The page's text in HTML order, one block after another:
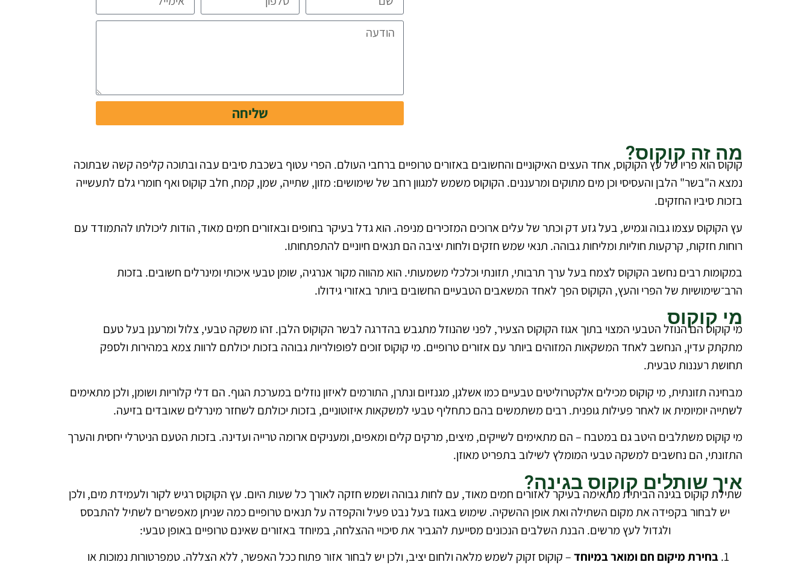
שליחה
מה זה קוקוס?
קוקוס הוא פריו של עץ הקוקוס, אחד העצים האיקוניים והחשובים באזורים טרופיים ברחבי העולם. הפרי עטוף בשכבת סיבים עבה ובתוכה קליפה קשה שבתוכה
נמצא ה"בשר" הלבן והעסיסי וכן מים מתוקים ומרעננים. הקוקוס משמש למגוון רחב של שימושים: מזון, שתייה, שמן, קמח, חלב קוקוס ואף חומרי גלם לתעשייה
בזכות סיביו החזקים.
עץ הקוקוס עצמו גבוה וגמיש, בעל גזע דק וכתר של עלים ארוכים המזכירים מניפה. הוא גדל בעיקר בחופים ובאזורים חמים מאוד, הודות ליכולתו להתמודד עם
רוחות חזקות, קרקעות חוליות ומליחות גבוהה. תנאי שמש חזקים ולחות יציבה הם תנאים חיוניים להתפתחותו.
במקומות רבים נחשב הקוקוס לצמח בעל ערך תרבותי, תזונתי וכלכלי משמעותי. הוא מהווה מקור אנרגיה, שומן טבעי איכותי ומינרלים חשובים. בזכות
הרב־שימושיות של הפרי והעץ, הקוקוס הפך לאחד המשאבים הטבעיים החשובים ביותר באזורי גידולו.
מי קוקוס
מי קוקוס הם הנוזל הטבעי המצוי בתוך אגוז הקוקוס הצעיר, לפני שהנוזל מתגבש בהדרגה לבשר הקוקוס הלבן. זהו משקה טבעי, צלול ומרענן בעל טעם
מתקתק עדין, הנחשב לאחד המשקאות המזוהים ביותר עם אזורים טרופיים. מי קוקוס זוכים לפופולריות גבוהה בזכות יכולתם לרוות צמא במהירות ולספק
תחושת רעננות טבעית.
מבחינה תזונתית, מי קוקוס מכילים אלקטרוליטים טבעיים כמו אשלגן, מגנזיום ונתרן, התורמים לאיזון נוזלים במערכת הגוף. הם דלי קלוריות ושומן, ולכן מתאימים
לשתייה יומיומית או לאחר פעילות גופנית. רבים משתמשים בהם כתחליף טבעי למשקאות איזוטוניים, בזכות יכולתם לשחזר מינרלים שאובדים בזיעה.
מי קוקוס משתלבים היטב גם במטבח – הם מתאימים לשייקים, מיצים, מרקים קלים ומאפים, ומעניקים ארומה טרייה ועדינה. בזכות הטעם הניטרלי יחסית והערך
התזונתי, הם נחשבים למשקה טבעי המומלץ לשילוב בתפריט מאוזן.
איך שותלים קוקוס בגינה?
שתילת קוקוס בגינה הביתית מתאימה בעיקר לאזורים חמים מאוד, עם לחות גבוהה ושמש חזקה לאורך כל שעות היום. עץ הקוקוס רגיש לקור ולעמידת מים, ולכן
יש לבחור בקפידה את מקום השתילה ואת אופן ההשקיה. שימוש באגוז בעל נבט פעיל והקפדה על תנאים טרופיים כמה שניתן מאפשרים לשתיל להתבסס
ולגדול לעץ מרשים. הבנת השלבים הנכונים מסייעת להגביר את סיכויי ההצלחה, במיוחד באזורים שאינם טרופיים באופן טבעי:
בחירת מיקום חם ומואר במיוחד– קוקוס זקוק לשמש מלאה ולחום יציב, ולכן יש לבחור אזור פתוח ככל האפשר, ללא הצללה. טמפרטורות נמוכות או